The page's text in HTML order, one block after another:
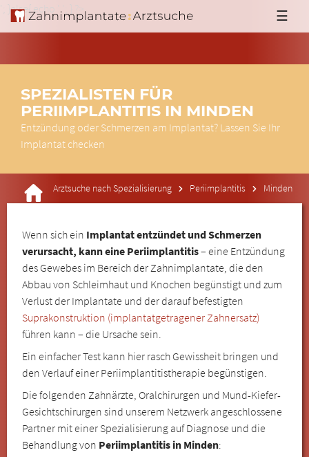
'; }else{ echo ' '; } ?> ☰
SPEZIALISTEN FÜR
PERIIMPLANTITIS IN MINDEN
Entzündung oder Schmerzen am Implantat? Lassen Sie Ihr
Implantat checken
Arztsuche nach Spezialisierung Periimplantitis Minden
Wenn sich ein Implantat entzündet und Schmerzen
verursacht, kann eine Periimplantitis– eine Entzündung
des Gewebes im Bereich der Zahnimplantate, die den
Abbau von Schleimhaut und Knochen begünstigt und zum
Verlust der Implantate und der darauf befestigten
Suprakonstruktion (implantatgetragener Zahnersatz)
führen kann – die Ursache sein.
Ein einfacher Test kann hier rasch Gewissheit bringen und
den Verlauf einer Periimplantitistherapie begünstigen.
Die folgenden Zahnärzte, Oralchirurgen und Mund-Kiefer-
Gesichtschirurgen sind unserem Netzwerk angeschlossene
Partner mit einer Spezialisierung auf Diagnose und die
Behandlung von Periimplantitis in Minden: